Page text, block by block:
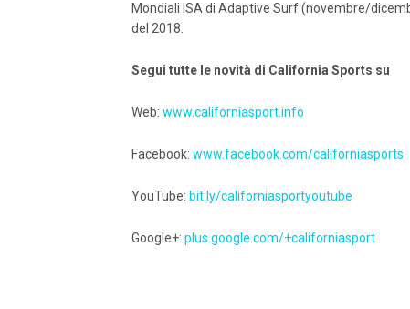
Mondiali ISA di Adaptive Surf (novembre/
del 2018.
Segui tutte le novità di California Sports su
Web: www.californiasport.info
Facebook: www.facebook.com/californiasports
YouTube: bit.ly/californiasportyoutube
Google+: plus.google.com/+californiasport